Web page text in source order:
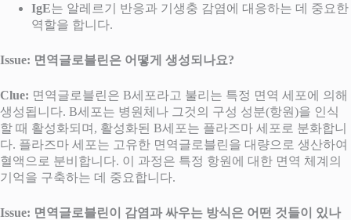
IgE는 알레르기 반응과 기생충 감염에 대응하는 데 중요한
역할을 합니다.
Issue: 면역글로블린은 어떻게 생성되나요?
Clue: 면역글로블린은 B세포라고 불리는 특정 면역 세포에 의해
생성됩니다. B세포는 병원체나 그것의 구성 성분(항원)을 인식
할 때 활성화되며, 활성화된 B세포는 플라즈마 세포로 분화합니
다. 플라즈마 세포는 고유한 면역글로블린을 대량으로 생산하여
혈액으로 분비합니다. 이 과정은 특정 항원에 대한 면역 체계의
기억을 구축하는 데 중요합니다.
Issue: 면역글로블린이 감염과 싸우는 방식은 어떤 것들이 있나